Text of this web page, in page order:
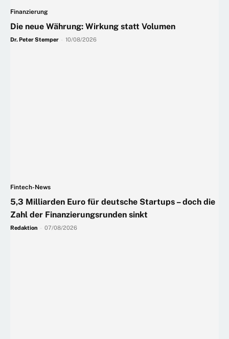
Finanzierung
Die neue Währung: Wirkung statt Volumen
Dr. Peter Stemper 10/08/2026
Fintech-News
5,3 Milliarden Euro für deutsche Startups – doch die
Zahl der Finanzierungsrunden sinkt
Redaktion 07/08/2026